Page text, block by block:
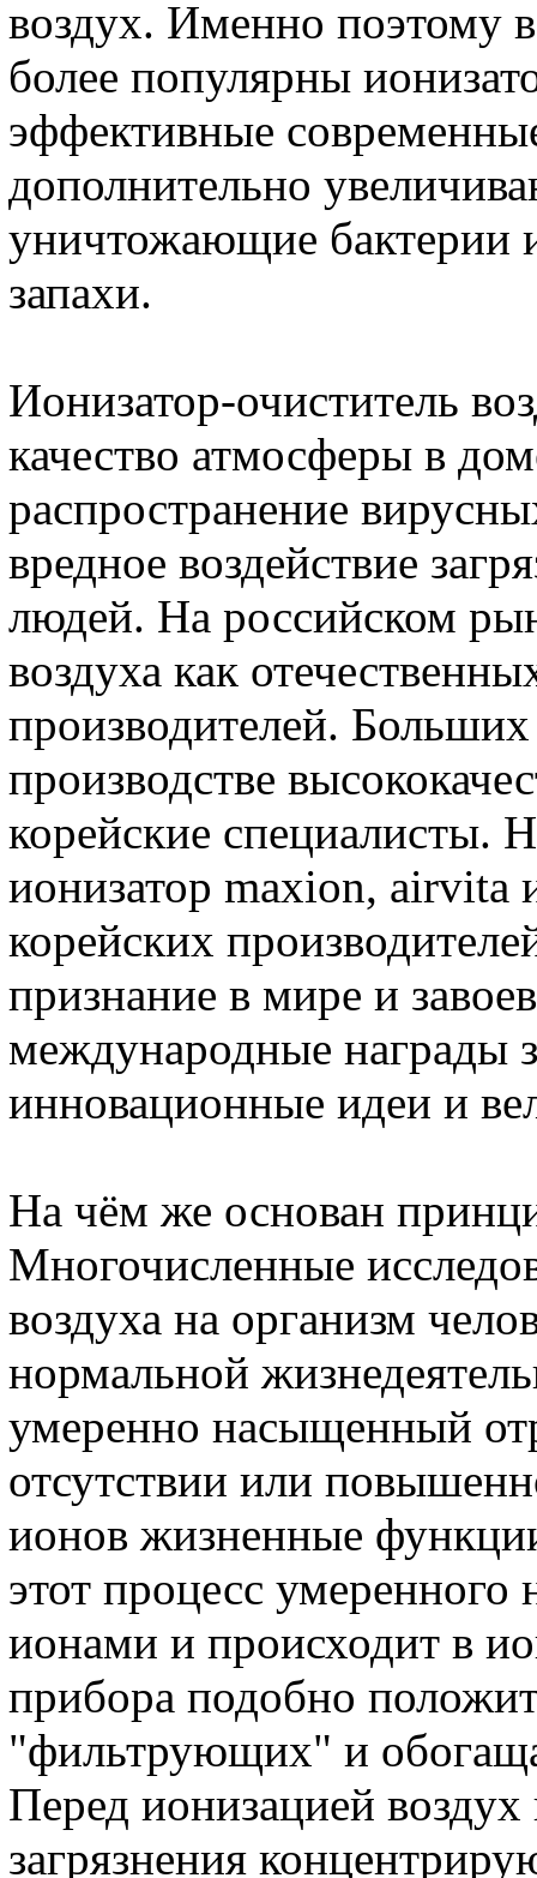
воздух. Именно поэтому
более популярны
эффективные
дополнительно
уничтожающие бактерии
запахи.
Ионизатор-очиститель
качество атмосферы в
распространение
вредное воздействие
людей. На российском
воздуха как
производителей. Больших
производстве
корейские специалисты.
ионизатор maxion, airvita
корейских
признание в мире и
международные награды
инновационные идеи и
На чём же основан
Многочисленные
воздуха на организм
нормальной
умеренно насыщенный
отсутствии или
ионов жизненные
этот процесс
ионами и происходит в
прибора подобно
"фильтрующих" и
Перед ионизацией
загрязнения